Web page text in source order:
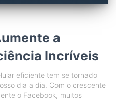
a
Incríveis
eficiente tem se tornado
dia a dia. Com o crescente
o Facebook, muitos